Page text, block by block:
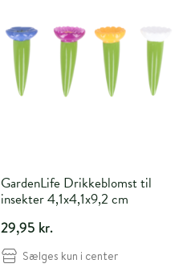
GardenLife Drikkeblomst til
insekter 4,1x4,1x9,2 cm
29,95 kr.
Sælges kun i center